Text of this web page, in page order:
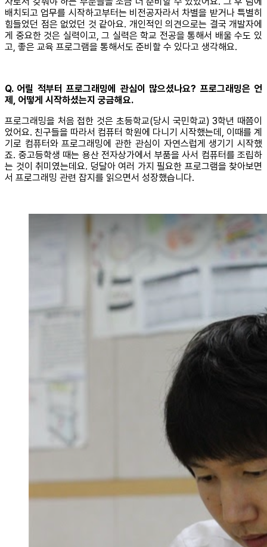
배치되고 업무를 시작하고부터는 비전공자라서 차별을 받거나 특별히
힘들었던 점은 없었던 것 같아요. 개인적인 의견으로는 결국 개발자에
게 중요한 것은 실력이고, 그 실력은 학교 전공을 통해서 배울 수도 있
고, 좋은 교육 프로그램을 통해서도 준비할 수 있다고 생각해요.
Q. 어릴 적부터 프로그래밍에 관심이 많으셨나요? 프로그래밍은 언
제, 어떻게 시작하셨는지 궁금해요.
프로그래밍을 처음 접한 것은 초등학교(당시 국민학교) 3학년 때쯤이
었어요. 친구들을 따라서 컴퓨터 학원에 다니기 시작했는데, 이때를 계
기로 컴퓨터와 프로그래밍에 관한 관심이 자연스럽게 생기기 시작했
죠. 중고등학생 때는 용산 전자상가에서 부품을 사서 컴퓨터를 조립하
는 것이 취미였는데요. 덩달아 여러 가지 필요한 프로그램을 찾아보면
서 프로그래밍 관련 잡지를 읽으면서 성장했습니다.